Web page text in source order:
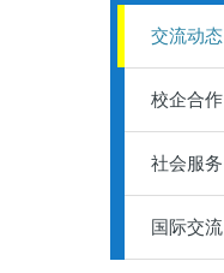
交流动态
校企合作
社会服务
国际交流